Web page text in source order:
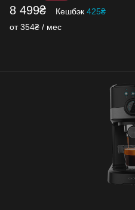
8 499₴ Кешбэк 425₴
от 354₴ / мес